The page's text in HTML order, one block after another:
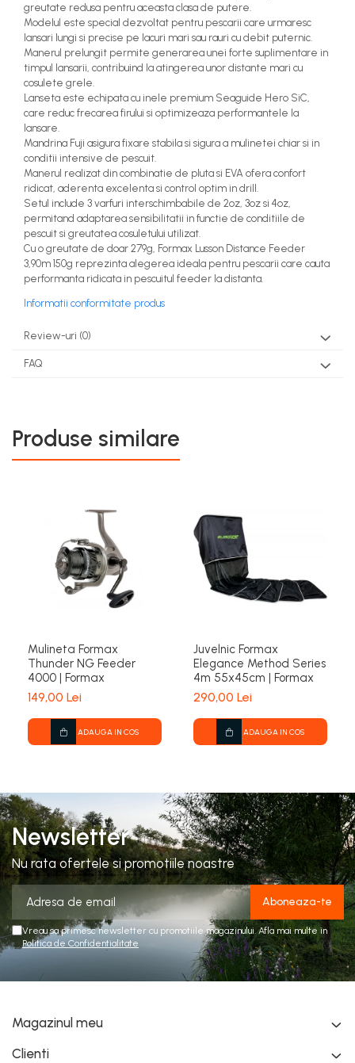
greutate redusa pentru aceasta clasa de putere.
Modelul este special dezvoltat pentru pescarii care urmaresc
lansari lungi si precise pe lacuri mari sau rauri cu debit puternic.
Manerul prelungit permite generarea unei forte suplimentare in
timpul lansarii, contribuind la atingerea unor distante mari cu
cosulete grele.
Lanseta este echipata cu inele premium Seaguide Hero SiC,
care reduc frecarea firului si optimizeaza performantele la
lansare.
Mandrina Fuji asigura fixare stabila si sigura a mulinetei chiar si in
conditii intensive de pescuit.
Manerul realizat din combinatie de pluta si EVA ofera confort
ridicat, aderenta excelenta si control optim in drill.
Setul include 3 varfuri interschimbabile de 2oz, 3oz si 4oz,
permitand adaptarea sensibilitatii in functie de conditiile de
pescuit si greutatea cosuletului utilizat.
Cu o greutate de doar 279g, Formax Lusson Distance Feeder
3,90m 150g reprezinta alegerea ideala pentru pescarii care cauta
performanta ridicata in pescuitul feeder la distanta.
Informatii conformitate produs
Review-uri (0)
FAQ
Produse similare
Mulineta Formax
Thunder NG Feeder
4000 | Formax
149,00 Lei
ADAUGA IN COS
Juvelnic Formax
Elegance Method Series
4m 55x45cm | Formax
290,00 Lei
ADAUGA IN COS
Newsletter
Nu rata ofertele si promotiile noastre
Vreau sa primesc newsletter cu promotiile magazinului. Afla mai multe in
Politica de Confidentialitate
Magazinul meu
Clienti